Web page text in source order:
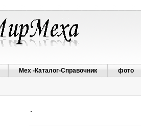
Мех -Каталог-Справочник фото
.